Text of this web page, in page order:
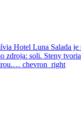
Hotel Luna Salada je
zdroja: soli. Steny
chevron_right